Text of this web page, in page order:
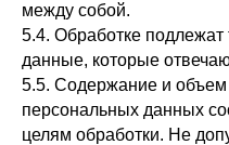
между собой.
5.4. Обработке
данные, которые
5.5. Содержание и
персональных данных
целям обработки. Не